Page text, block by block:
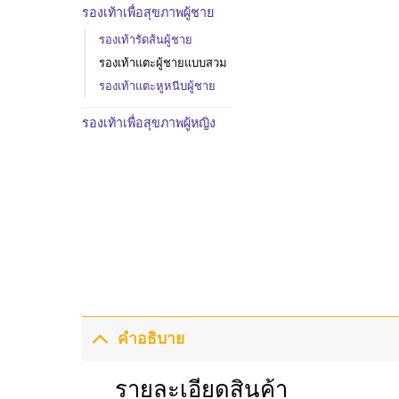
รองเท้าเพื่อสุขภาพผู้ชาย
รองเท้ารัดส้นผู้ชาย
รองเท้าแตะผู้ชายแบบสวม
รองเท้าแตะหูหนีบผู้ชาย
รองเท้าเพื่อสุขภาพผู้หญิง
คำอธิบาย
รายละเอียดสินค้า